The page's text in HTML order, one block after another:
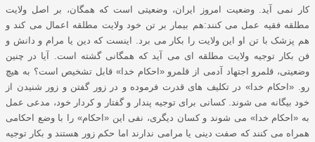
کار نمی آید. وضعیت امروز ایران، وضعیتی است که همگان، بر اصل ولایت
مطلقه فقیه عمل می کنند:هم بیمار بر تن خود ولایت مطلقه اعمال می کند و
هم پزشک با تن او این ولایت را بکار می برد. اینست که دین یا مرام و دانش و
فن بکار توجیه ولایت مطلقه ای می آید که همگانی گشته است. آیا در چنین
وضعیتی، قلمرو اجتهاد آدمی از قلمرو «احکام خدا» قابل تشخیص است؟ به هیچ
رو. «احکام خدا» در تکلیف های قدرت فرموده و در زور گفتن و زور شنیدن از
خود بیگانه می شوند. کسانی برای توجیه پندار و گفتار و کردار خود، مدعی عمل
به «احکام خدا» می شوند و کسان دیگری، نفی این «احکام» را با وضع احکامی
همراه می کنند که صفت دینی یا مرامی ندارند اما حکم زور هستند و بکار توجیه